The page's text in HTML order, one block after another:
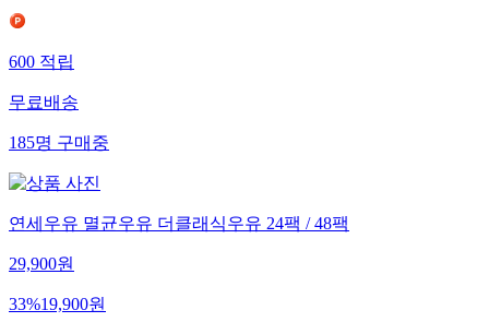
600적립
무료배송
185명구매중
연세우유 멸균우유 더클래식우유 24팩 / 48팩
29,900원
33%19,900원